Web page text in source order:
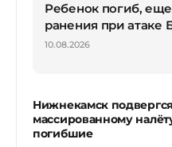
Ребенок погиб,
ранения при
10.08.2026
Нижнекамск подвергся
массированному
погибшие